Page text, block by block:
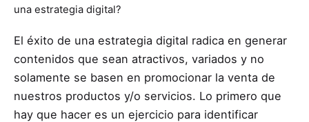
una estrategia digital?
El éxito de una estrategia digital radica en generar
contenidos que sean atractivos, variados y no
solamente se basen en promocionar la venta de
nuestros productos y/o servicios. Lo primero que
hay que hacer es un ejercicio para identificar